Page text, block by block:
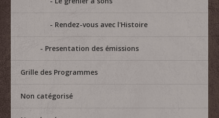
Rendez-vous avec l'Histoire
Presentation des émissions
Grille des Programmes
Non catégorisé